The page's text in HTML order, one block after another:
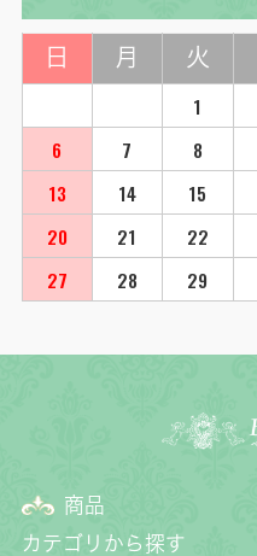
日 月 火
1
6
7 8
13
14 15
20
21 22
27
28 29
商品
カテゴリから探す